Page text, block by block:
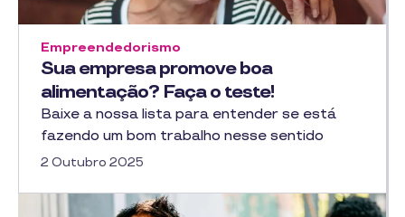
Sua empresa promove boa
alimentação? Faça o teste!
Empreendedorismo
Baixe a nossa lista para entender se está
fazendo um bom trabalho nesse sentido
2 Outubro 2025